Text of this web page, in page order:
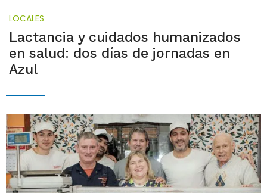
LOCALES
Lactancia y cuidados humanizados
en salud: dos días de jornadas en
Azul